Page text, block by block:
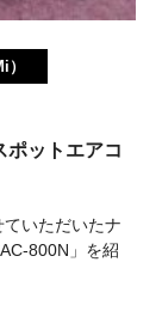
ットエアコ
いただいたナ
800N」を紹